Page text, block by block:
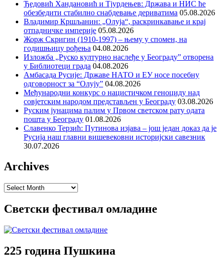
Ђедовић Хандановић и Тјурдењев: Држава и НИС ће
обезбедити стабилно снабдевање дериватима 05.08.2026
Владимир Кршљанин: „Олуја“, раскринкавање и крај
отпадничке империје 05.08.2026
Жорж Скригин (1910-1997) – њему у спомен, на
годишњицу рођења 04.08.2026
Изложба „Руско културно наслеђе у Београду” отворена
у Библиотеци града 04.08.2026
Амбасада Русије: Државе НАТО и ЕУ носе посебну
одговорност за “Олују” 04.08.2026
Међународни конкурс о нацистичком геноциду над
совјетским народом представљен у Београду 03.08.2026
Руским јунацима палим у Првом светском рату одата
пошта у Београду 01.08.2026
Славенко Терзић: Путинова изјава – још један доказ да је
Русија наш главни вишевековни историјски савезник
30.07.2026
Archives
Archives
Светски фестивал омладине
225 година Пушкина